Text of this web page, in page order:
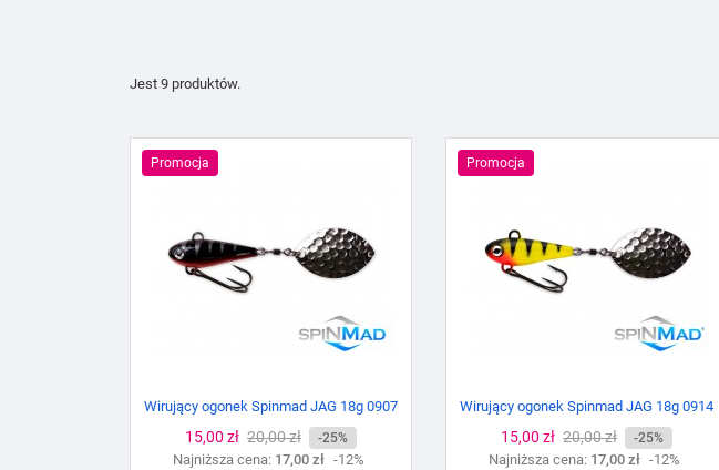
Jest 9 produktów.
Promocja
Wirujący ogonek Spinmad JAG 18g 0907
Cena
15,00 zł Cena
podstawowa
20,00 zł -25%
Najniższa cena: 17,00 zł -12%
Promocja
Wirujący ogonek Spinmad JAG 18g 0914
Cena
15,00 zł Cena
podstawowa
20,00 zł -25%
Najniższa cena: 17,00 zł -12%